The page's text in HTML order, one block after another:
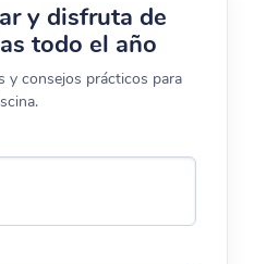
y disfruta de
todo el año
y consejos prácticos para